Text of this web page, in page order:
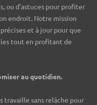
ou d’astuces pour profiter
endroit. Notre mission
et à jour pour que
tout en profitant de
au quotidien.
travaille sans relâche pour